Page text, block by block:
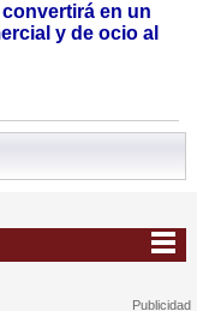
en un
y de ocio al